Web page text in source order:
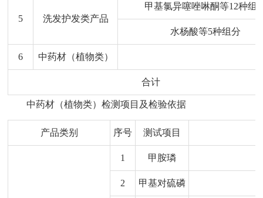
5 洗发护发类产品
甲基氯异噻唑啉酮等12种组
水杨酸等5种组分
6 中药材（植物类）
合计
中药材（植物类）检测项目及检验依据
产品类别 序号 测试项目
1 甲胺璘
2 甲基对硫磷